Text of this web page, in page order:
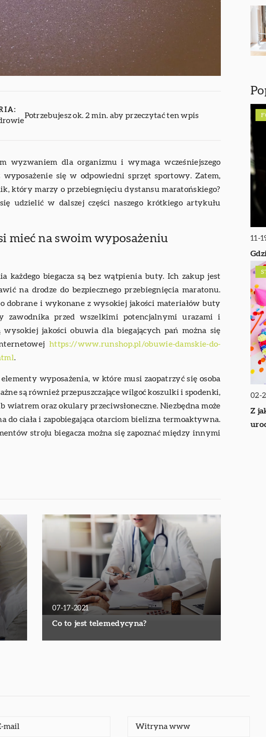
Potrzebujesz ok. 2 min. aby przeczytać ten wpis
wyzwaniem dla organizmu i wymaga wcześniejszego
się w odpowiedni sprzęt sportowy. Zatem,
który marzy o przebiegnięciu dystansu maratońskiego?
udzielić w dalszej części naszego krótkiego artykułu
mieć na swoim wyposażeniu
każdego biegacza są bez wątpienia buty. Ich zakup jest
na drodze do bezpiecznego przebiegnięcia maratonu.
dobrane i wykonane z wysokiej jakości materiałów buty
zawodnika przed wszelkimi potencjalnymi urazami i
wysokiej jakości obuwia dla biegających pań można się
https://www.runshop.pl/obuwie-damskie-do-
.
wyposażenia, w które musi zaopatrzyć się osoba
są również przepuszczające wilgoć koszulki i spodenki,
wiatrem oraz okulary przeciwsłoneczne. Niezbędna może
do ciała i zapobiegająca otarciom bielizna termoaktywna.
stroju biegacza można się zapoznać między innymi
07-17-2021
Co to jest telemedycyna?
11-
02-
Z